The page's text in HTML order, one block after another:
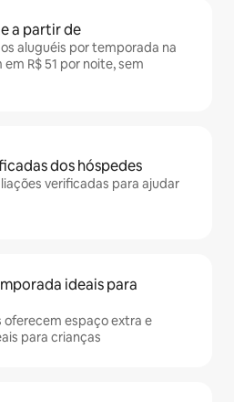
a partir de
aluguéis por temporada na
R$ 51 por noite, sem
dos hóspedes
verificadas para ajudar
ideais para
oferecem espaço extra e
para crianças